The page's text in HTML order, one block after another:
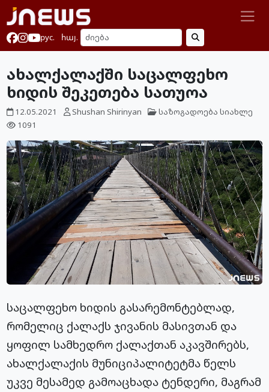
рус. հայ.
ახალქალაქში საცალფეხო
ხიდის შეკეთება სათუოა
12.05.2021 Shushan Shirinyan საზოგადოება სიახლე
1091
საცალფეხო ხიდის გასარემონტებლად,
რომელიც ქალაქს ჯივანის მასივთან და
ყოფილ სამხედრო ქალაქთან აკავშირებს,
ახალქალაქის მუნიციპალიტეტმა წელს
უკვე მესამედ გამოაცხადა ტენდერი, მაგრამ